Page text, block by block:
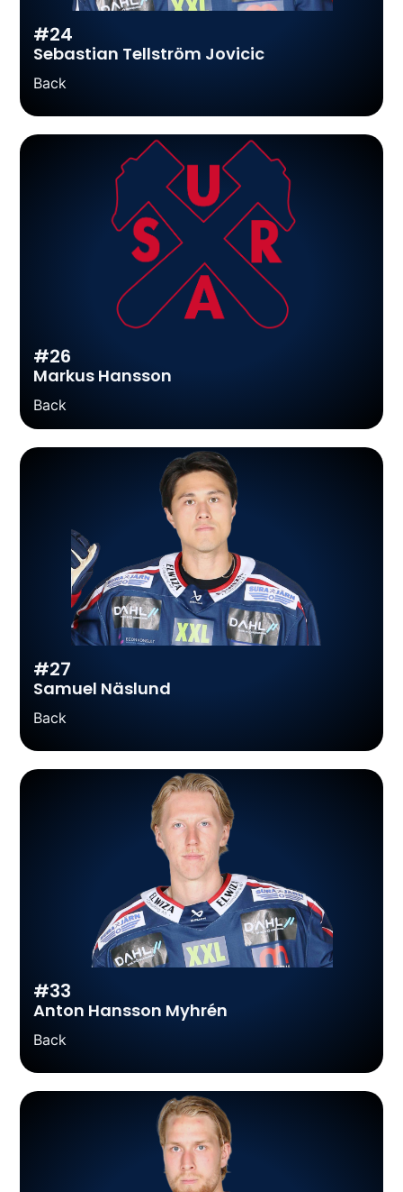
#24
Sebastian Tellström Jovicic
Back
#26
Markus Hansson
Back
#27
Samuel Näslund
Back
#33
Anton Hansson Myhrén
Back